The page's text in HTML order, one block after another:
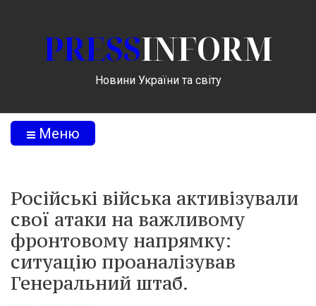
PRESSINFORM
Новини України та світу
Меню
Російські війська активізували
свої атаки на важливому
фронтовому напрямку:
ситуацію проаналізував
Генеральний штаб.